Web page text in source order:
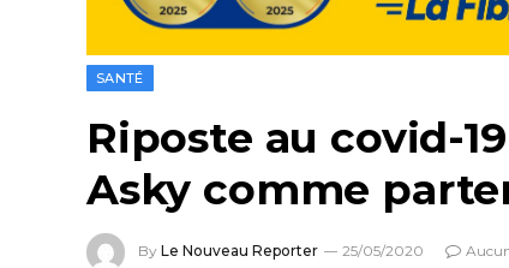
SANTÉ
Riposte au covid-
Asky comme
By Le Nouveau Reporter 25/05/2020